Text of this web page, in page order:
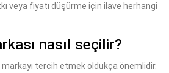
veya fiyatı düşürme için ilave herhangi
nasıl seçilir?
markayı tercih etmek oldukça önemlidir.